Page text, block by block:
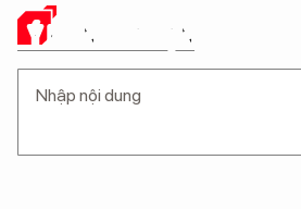
Ý KIẾN CỦA BẠN